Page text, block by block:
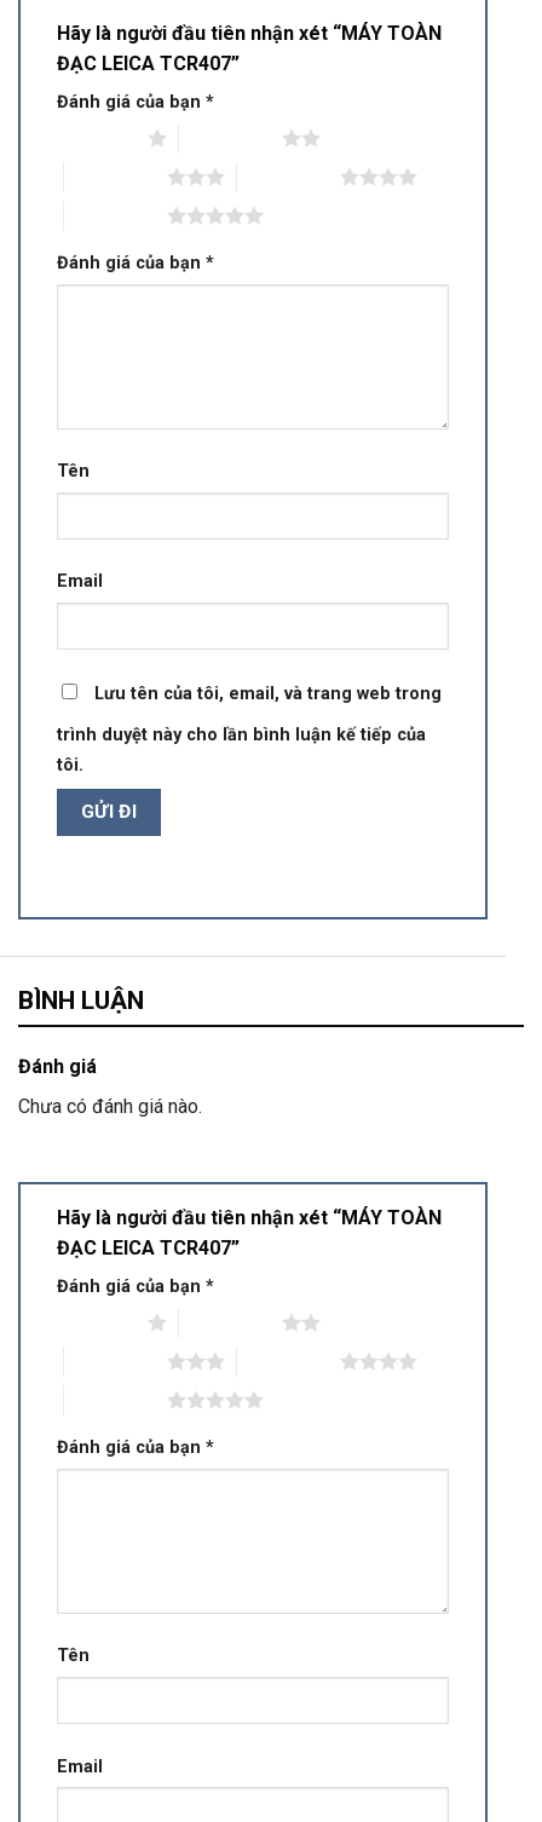
Hãy là người đầu tiên nhận xét “MÁY TOÀN
ĐẠC LEICA TCR407”
Đánh giá của bạn *
Đánh giá của bạn *
Tên
Email
Lưu tên của tôi, email, và trang web trong
trình duyệt này cho lần bình luận kế tiếp của
tôi.
BÌNH LUẬN
Đánh giá
Chưa có đánh giá nào.
Hãy là người đầu tiên nhận xét “MÁY TOÀN
ĐẠC LEICA TCR407”
Đánh giá của bạn *
Đánh giá của bạn *
Tên
Email